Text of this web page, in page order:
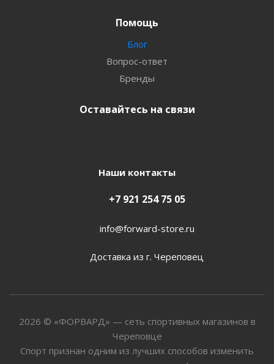
Помощь
Блог
Вопрос-ответ
Бренды
Оставайтесь на связи
Наши контакты
+7 921 254 75 05
info@forward-store.ru
Доставка из г. Череповец
2026 © «ФОРВАРД» — сеть спортивных магазинов в
Череповце
Спорт признан одним из лучших способов изменить